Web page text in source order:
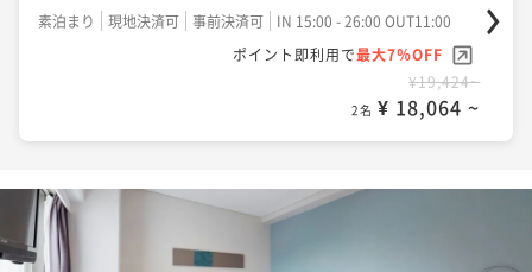
素泊まり 現地決済可 事前決済可
IN 15:00 - 26:00 OUT11:00
ポイント即利用で最大7％OFF
¥19,424~
2名 ¥ 18,064 ~